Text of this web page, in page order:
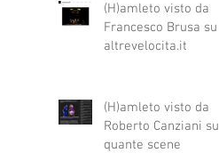
(H)amleto visto da
Francesco Brusa su
altrevelocita.it
(H)amleto visto da
Roberto Canziani su
quante scene